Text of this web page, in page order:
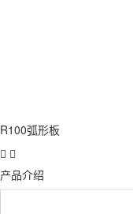
R100弧形板
产品介绍